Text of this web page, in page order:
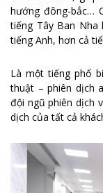
hướng đông-bắc…
tiếng Tây Ban
tiếng Anh, hơn cả
Là một tiếng phổ
thuật – phiên dịch
đội ngũ phiên dịch
dịch của tất cả